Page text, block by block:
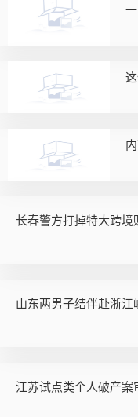
长春警方打掉特大跨境
山东两男子结伴赴浙江
江苏试点类个人破产案